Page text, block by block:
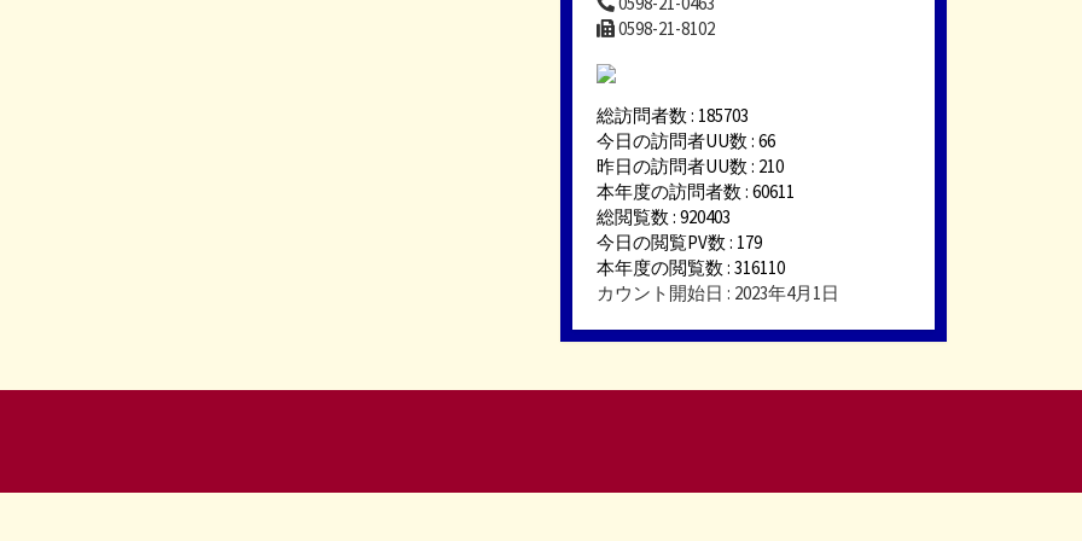
0598-21-8102
総訪問者数 : 185703
今日の訪問者UU数 : 66
昨日の訪問者UU数 : 210
本年度の訪問者数 : 60611
総閲覧数 : 920403
今日の閲覧PV数 : 179
本年度の閲覧数 : 316110
カウント開始日 : 2023年4月1日